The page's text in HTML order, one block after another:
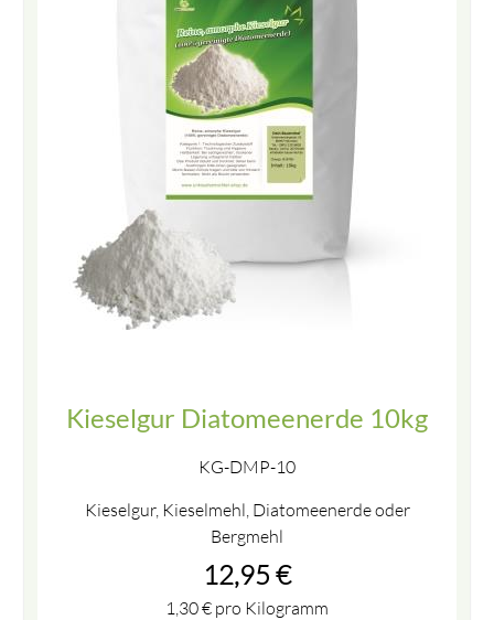
Kieselgur Diatomeenerde 10kg
KG-DMP-10
Kieselgur, Kieselmehl, Diatomeenerde oder
Bergmehl
12,95 €
1,30€ pro Kilogramm